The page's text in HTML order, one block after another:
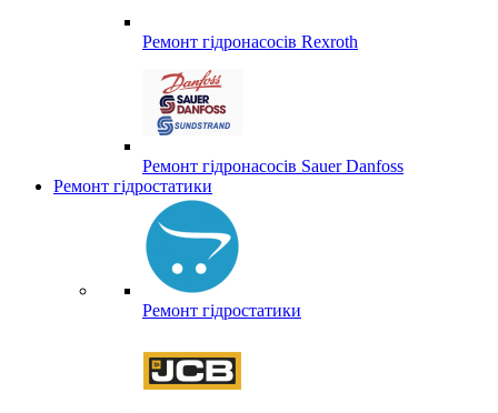
Ремонт гідронасосів Rexroth
Ремонт гідронасосів Sauer Danfoss
Ремонт гідростатики
Ремонт гідростатики